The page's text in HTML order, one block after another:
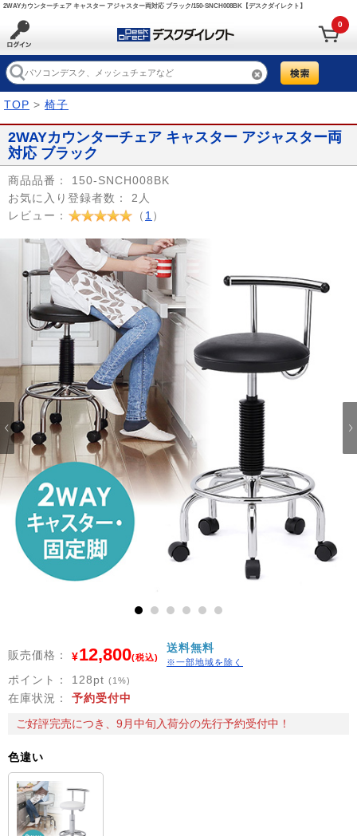
2WAYカウンターチェア キャスター アジャスター両対応 ブラック/150-SNCH008BK【デスクダイレクト】
0
TOP > 椅子
2WAYカウンターチェア キャスター アジャスター両
対応 ブラック
商品品番：
150-SNCH008BK
お気に入り登録者数：
2人
レビュー：
（ 1 ）
Prev
販売価格： ¥12,800(税込)
送料無料
※一部地域を除く
ポイント： 128pt (1%)
在庫状況：
予約受付中
ご好評完売につき、9月中旬入荷分の先行予約受付中！
色違い